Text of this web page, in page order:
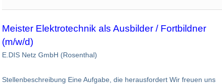
Meister Elektrotechnik als Ausbilder / Fortbildner
(m/w/d)
E.DIS Netz GmbH (Rosenthal)
Stellenbeschreibung Eine Aufgabe, die herausfordert Wir freuen uns